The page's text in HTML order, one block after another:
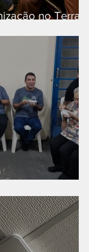
no Terra